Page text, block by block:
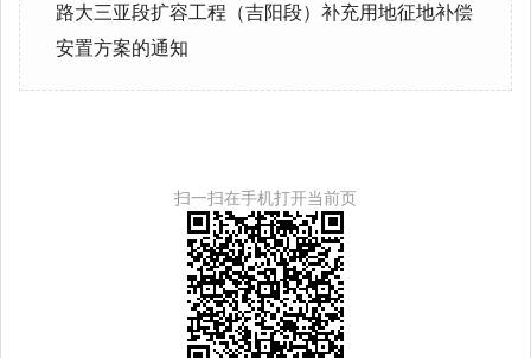
路大三亚段扩容工程（吉阳段）补充用地征地补偿
安置方案的通知
扫一扫在手机打开当前页